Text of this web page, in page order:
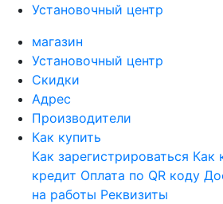
Установочный центр
магазин
Установочный центр
Скидки
Адрес
Производители
Как купить
Как зарегистрироваться Как
кредит Оплата по QR коду
на работы Реквизиты